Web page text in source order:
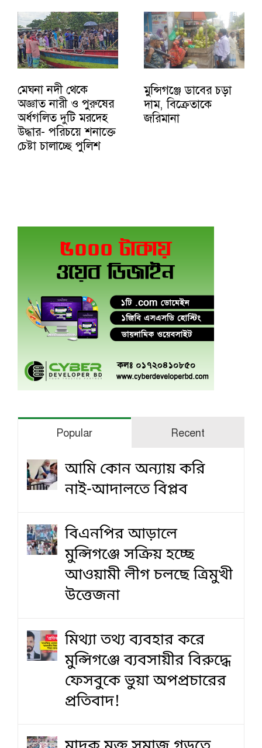
মেঘনা নদী থেকে
অজ্ঞাত নারী ও পুরুষের
অর্ধগলিত দুটি মরদেহ
উদ্ধার- পরিচয়ে শনাক্তে
চেষ্টা চালাচ্ছে পুলিশ
মুন্সিগঞ্জে ডাবের চড়া
দাম, বিক্রেতাকে
জরিমানা
Popular Recent
আমি কোন অন্যায় করি
নাই-আদালতে বিপ্লব
বিএনপির আড়ালে
মুন্সিগঞ্জে সক্রিয় হচ্ছে
আওয়ামী লীগ চলছে ত্রিমুখী
উত্তেজনা
মিথ্যা তথ্য ব্যবহার করে
মুন্সিগঞ্জে ব্যবসায়ীর বিরুদ্ধে
ফেসবুকে ভুয়া অপপ্রচারের
প্রতিবাদ!